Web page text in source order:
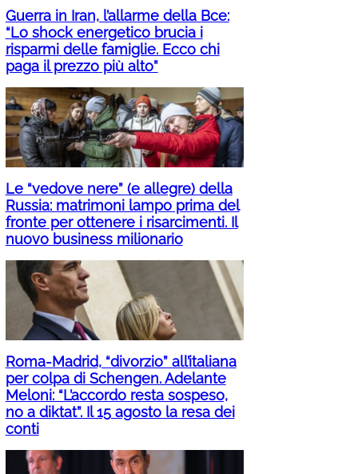
Guerra in Iran, l’allarme della Bce:
“Lo shock energetico brucia i
risparmi delle famiglie. Ecco chi
paga il prezzo più alto”
Le “vedove nere” (e allegre) della
Russia: matrimoni lampo prima del
fronte per ottenere i risarcimenti. Il
nuovo business milionario
Roma-Madrid, “divorzio” all’italiana
per colpa di Schengen. Adelante
Meloni: “L’accordo resta sospeso,
no a diktat”. Il 15 agosto la resa dei
conti